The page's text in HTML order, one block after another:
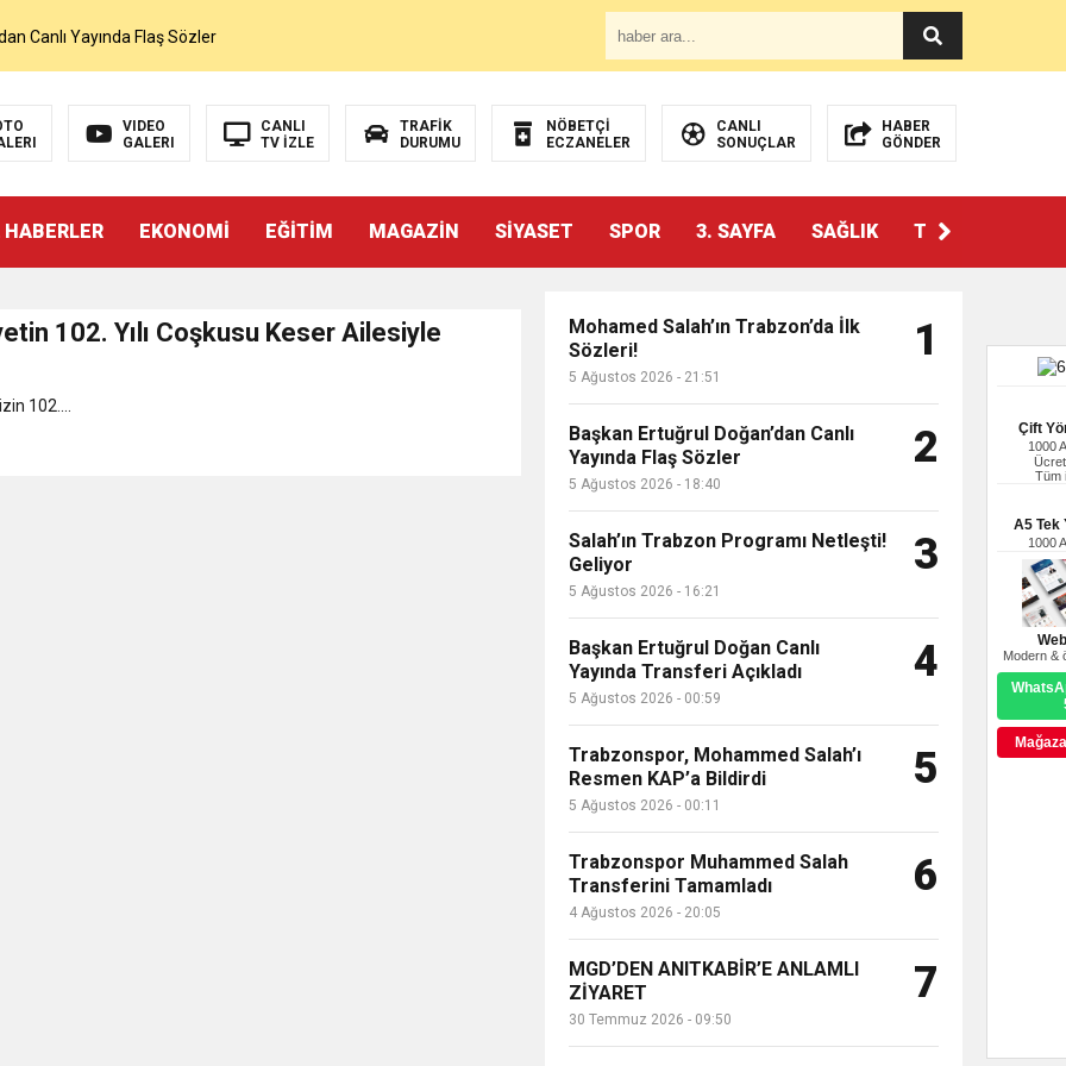
Çift
1000
Tüm
A5 Tek
1000
Modern &
Canlı Yayında Flaş Sözler
Netleşti! Geliyor
Salah Transferini Tamamladı
ZİYARET
KAP’a Bildirdi
VIDEO
GALERI
CANLI
TV İZLE
TRAFİK
DURUMU
NÖBETÇİ
ECZANELER
CANLI
SONUÇLAR
HABER
GÖNDER
HABERLER EKONOMİ EĞİTİM MAGAZİN SİYASET SPOR 3. SAYFA SAĞLIK TEKNOLOJİ
102. Yılı Coşkusu Keser Ailesiyle
102....
Mohamed Salah’ın Trabzon’da İlk
Sözleri!
5 Ağustos 2026 - 21:51
1
Başkan Ertuğrul Doğan’dan Canlı
Yayında Flaş Sözler
5 Ağustos 2026 - 18:40
2
Salah’ın Trabzon Programı Netleşti!
Geliyor
5 Ağustos 2026 - 16:21
3
Başkan Ertuğrul Doğan Canlı
Yayında Transferi Açıkladı
5 Ağustos 2026 - 00:59
4
Trabzonspor, Mohammed Salah’ı
Resmen KAP’a Bildirdi
5 Ağustos 2026 - 00:11
5
Trabzonspor Muhammed Salah
Transferini Tamamladı
4 Ağustos 2026 - 20:05
6
MGD’DEN ANITKABİR’E ANLAMLI
ZİYARET
30 Temmuz 2026 - 09:50
7